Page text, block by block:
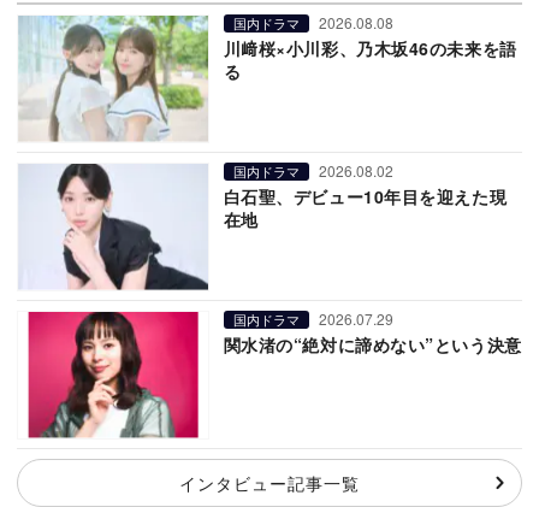
国内ドラマ 2026.08.08
川﨑桜×小川彩、乃木坂46の未来を語
る
国内ドラマ 2026.08.02
白石聖、デビュー10年目を迎えた現
在地
国内ドラマ 2026.07.29
関水渚の“絶対に諦めない”という決意
インタビュー記事一覧